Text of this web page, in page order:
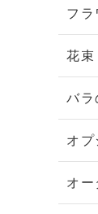
フラ
花束
バラ
オプ
オー